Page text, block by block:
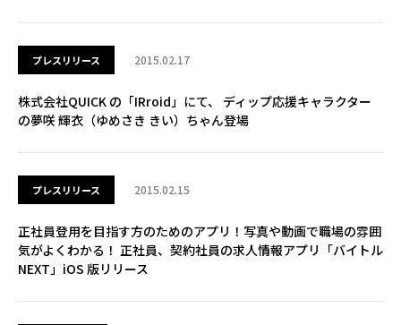
プレスリリース 2015.02.17
株式会社QUICK の「IRroid」にて、 ディップ応援キャラクター
の夢咲 輝衣（ゆめさき きい）ちゃん登場
プレスリリース 2015.02.15
正社員登用を目指す方のためのアプリ！写真や動画で職場の雰囲
気がよくわかる！ 正社員、契約社員の求人情報アプリ「バイトル
NEXT」iOS 版リリース